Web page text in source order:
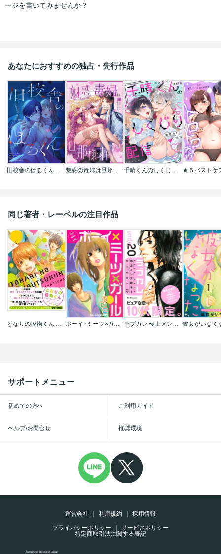
ージを書いてみませんか？
あなたにおすすめの独占・先行作品
旧校舎のはるくん～二人きりの鬼ごっこ、しよう？ 魅惑の毒婦は旦那様をオトしたい 千晴くんのしくじり配信
同じ著者・レーベルの注目作品
ボーイ×ミーツ×ガール
サポートメニュー
初めての方へ ご利用ガイド
ヘルプ/お問合せ 推奨環境
運営会社 利用規約
採用情報
プライバシーポリシー
サービスポリシー
特定商取引法に関する表記